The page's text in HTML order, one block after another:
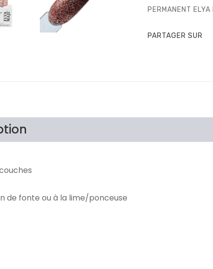
PERMANENT
PARTAGER SUR
de fonte ou à la lime/ponceuse